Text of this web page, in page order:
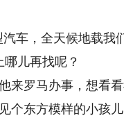
车，全天候地载我
儿再找呢？
来罗马办事，想看
个东方模样的小孩